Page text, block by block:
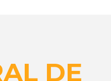
DE